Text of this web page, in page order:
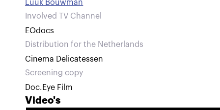
Luuk Bouwman
Involved TV Channel
EOdocs
Distribution for the Netherlands
Cinema Delicatessen
Screening copy
Doc.Eye Film
Video's